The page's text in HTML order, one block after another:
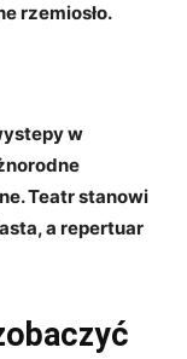
rzemiosło.
⁤w
Teatr stanowi
a repertuar